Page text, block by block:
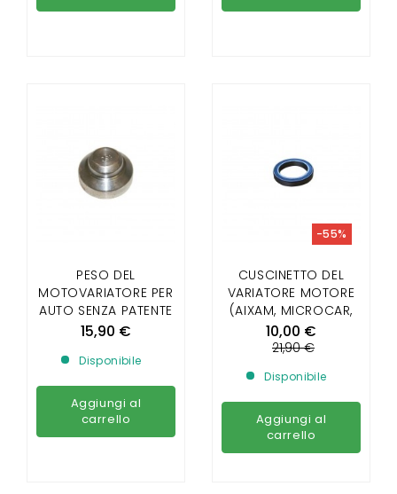
PESO DEL
MOTOVARIATORE PER
AUTO SENZA PATENTE
190G
15,90 €
Disponibile
Aggiungi al
carrello
CUSCINETTO DEL
VARIATORE MOTORE
(AIXAM, MICROCAR,
LIGIER, CHATENET,
JDM, BELLIER)
10,00 €
-55%
21,90 €
Disponibile
Aggiungi al
carrello